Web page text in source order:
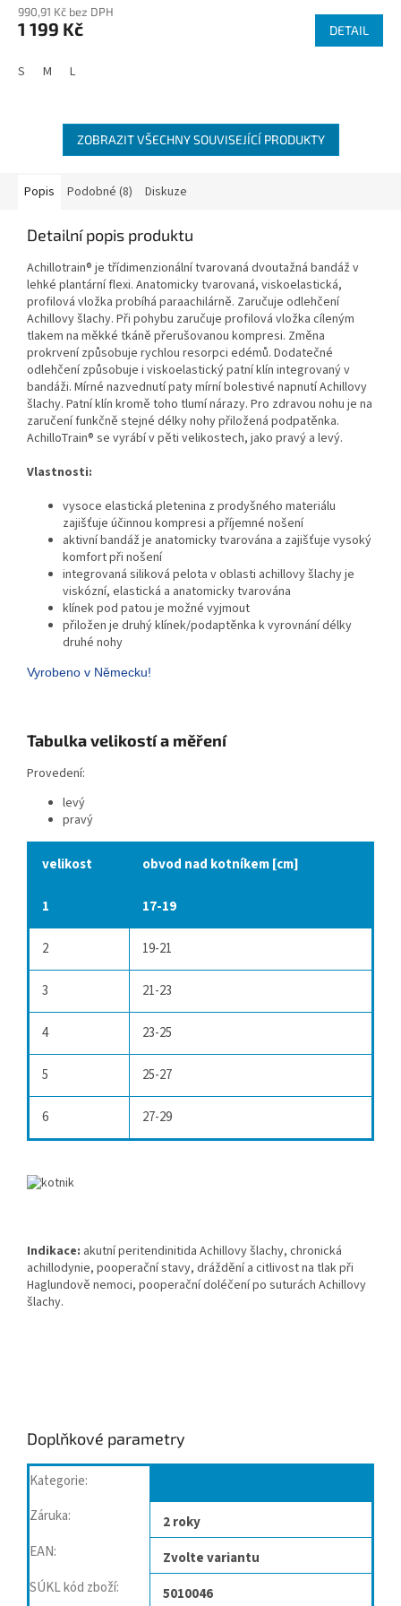
990,91 Kč bez DPH
1 199 Kč DETAIL
S M L
ZOBRAZIT VŠECHNY SOUVISEJÍCÍ PRODUKTY
Popis Podobné (8) Diskuze
Detailní popis produktu
Achillotrain® je třídimenzionální tvarovaná dvoutažná bandáž v
lehké plantární flexi. Anatomicky tvarovaná, viskoelastická,
profilová vložka probíhá paraachilárně. Zaručuje odlehčení
Achillovy šlachy. Při pohybu zaručuje profilová vložka cíleným
tlakem na měkké tkáně přerušovanou kompresi. Změna
prokrvení způsobuje rychlou resorpci edémů. Dodatečné
odlehčení způsobuje i viskoelastický patní klín integrovaný v
bandáži. Mírné nazvednutí paty mírní bolestivé napnutí Achillovy
šlachy. Patní klín kromě toho tlumí nárazy. Pro zdravou nohu je na
zaručení funkčně stejné délky nohy přiložená podpatěnka.
AchilloTrain® se vyrábí v pěti velikostech, jako pravý a levý.
Vlastnosti:
vysoce elastická pletenina z prodyšného materiálu
zajišťuje účinnou kompresi a příjemné nošení
aktivní bandáž je anatomicky tvarována a zajišťuje vysoký
komfort při nošení
integrovaná siliková pelota v oblasti achillovy šlachy je
viskózní, elastická a anatomicky tvarována
klínek pod patou je možné vyjmout
přiložen je druhý klínek/podaptěnka k vyrovnání délky
druhé nohy
Vyrobeno v Německu!
Tabulka velikostí a měření
Provedení:
levý
pravý
velikost obvod nad kotníkem [cm]
1 17-19
2 19-21
3 21-23
4 23-25
5 25-27
6 27-29
Indikace: akutní peritendinitida Achillovy šlachy, chronická
achillodynie, pooperační stavy, dráždění a citlivost na tlak při
Haglundově nemoci, pooperační doléčení po suturách Achillovy
šlachy.
Doplňkové parametry
Kategorie:
Záruka:
2 roky
EAN:
Zvolte variantu
SÚKL kód zboží:
5010046